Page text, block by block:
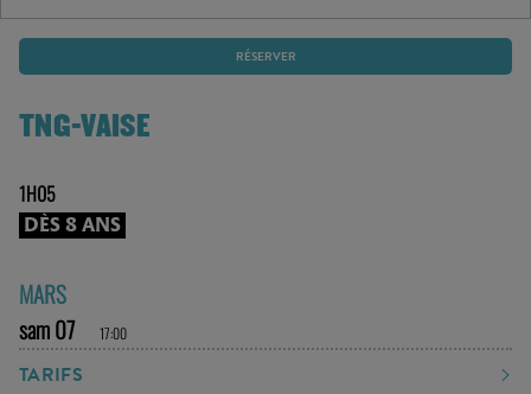
RÉSERVER
TNG-VAISE
1H05
DÈS 8 ANS
MARS
sam 07
17:00
TARIFS